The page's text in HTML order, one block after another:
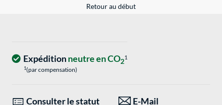
Retour au début
Expéditionneutre en CO21
1(par compensation)
Consulter le statut
E-Mail